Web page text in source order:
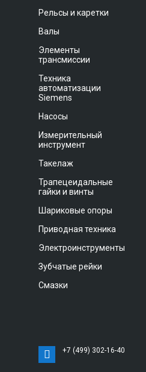
Рельсы и каретки
Валы
Элементы
трансмиссии
Техника
автоматизации
Siemens
Насосы
Измерительный
инструмент
Такелаж
Трапецеидальные
гайки и винты
Шариковые опоры
Приводная техника
Электроинструменты
Зубчатые рейки
Смазки
+7 (499) 302-16-40